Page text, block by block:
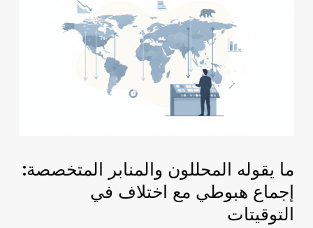
ما يقوله المحللون والمنابر المتخصصة:
إجماع هبوطي مع اختلاف في
التوقيتات